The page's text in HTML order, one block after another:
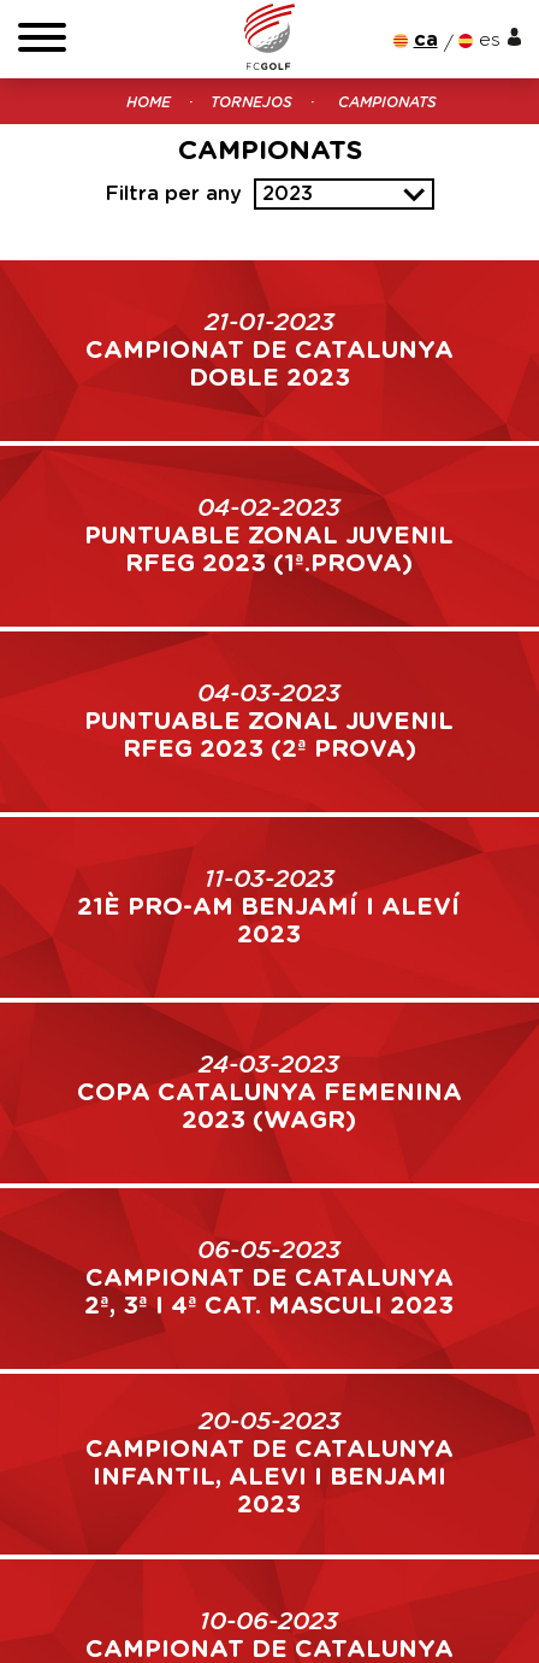
ca es
HOME TORNEJOS CAMPIONATS
CAMPIONATS
Filtra per any 2023
21-01-2023
CAMPIONAT DE CATALUNYA
DOBLE 2023
04-02-2023
PUNTUABLE ZONAL JUVENIL
RFEG 2023 (1ª.PROVA)
04-03-2023
PUNTUABLE ZONAL JUVENIL
RFEG 2023 (2ª PROVA)
11-03-2023
21È PRO-AM BENJAMÍ I ALEVÍ
2023
24-03-2023
COPA CATALUNYA FEMENINA
2023 (WAGR)
06-05-2023
CAMPIONAT DE CATALUNYA
2ª, 3ª I 4ª CAT. MASCULI 2023
20-05-2023
CAMPIONAT DE CATALUNYA
INFANTIL, ALEVI I BENJAMI
2023
10-06-2023
CAMPIONAT DE CATALUNYA